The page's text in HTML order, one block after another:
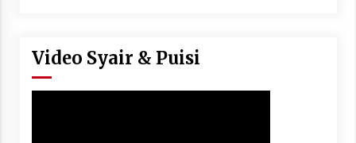
Video Syair & Puisi